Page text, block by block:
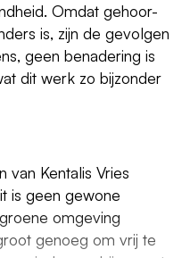
Omdat gehoor-
is, zijn de gevolgen
geen benadering is
dit werk zo bijzonder
van Kentalis Vries
is geen gewone
omgeving
genoeg om vrij te